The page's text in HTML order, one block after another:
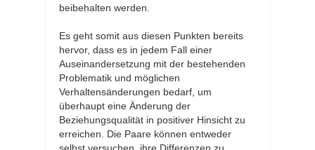
beibehalten werden.
Es geht somit aus diesen Punkten bereits
hervor, dass es in jedem Fall einer
Auseinandersetzung mit der bestehenden
Problematik und möglichen
Verhaltensänderungen bedarf, um
überhaupt eine Änderung der
Beziehungsqualität in positiver Hinsicht zu
erreichen. Die Paare können entweder